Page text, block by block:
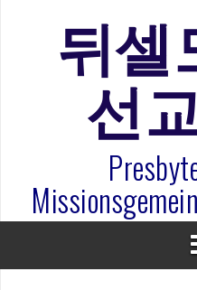
은퇴
20260322 주안에 가만
뒤셀
선